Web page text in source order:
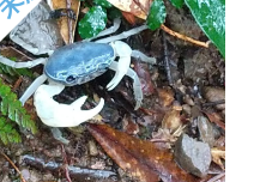
マサワガニ？
ください。